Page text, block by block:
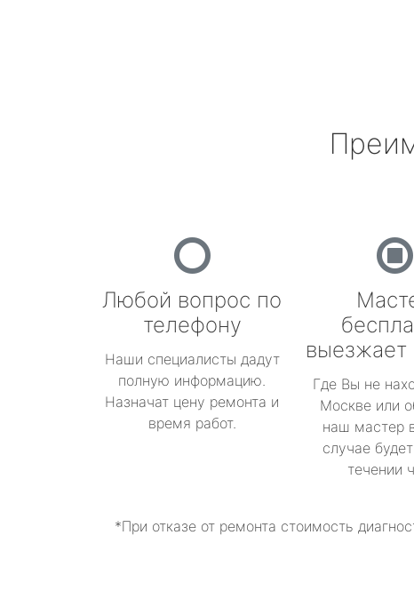
Любой вопрос по
телефону
Наши специалисты дадут
полную информацию.
Назначат цену ремонта и
время работ.
выезжает
Где Вы не
Москве или
наш мастер
случае
течении
*При отказе от ремонта стоимость